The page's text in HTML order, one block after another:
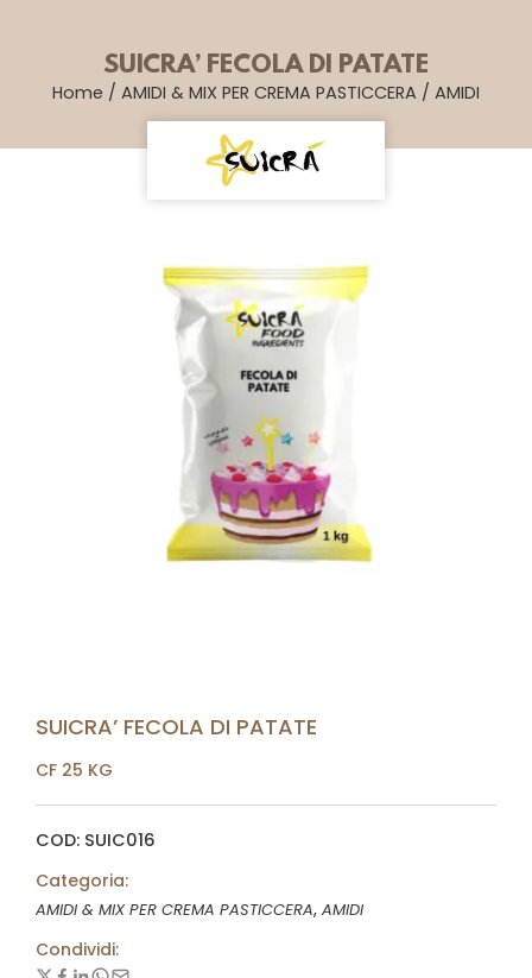
SUICRA’ FECOLA DI PATATE
Home / AMIDI & MIX PER CREMA PASTICCERA / AMIDI
SUICRA’ FECOLA DI PATATE
CF 25 KG
COD: SUIC016
Categoria:
AMIDI & MIX PER CREMA PASTICCERA, AMIDI
Condividi: